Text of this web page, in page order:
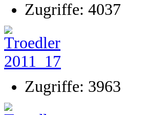
Zugriffe: 4037
Zugriffe: 3963